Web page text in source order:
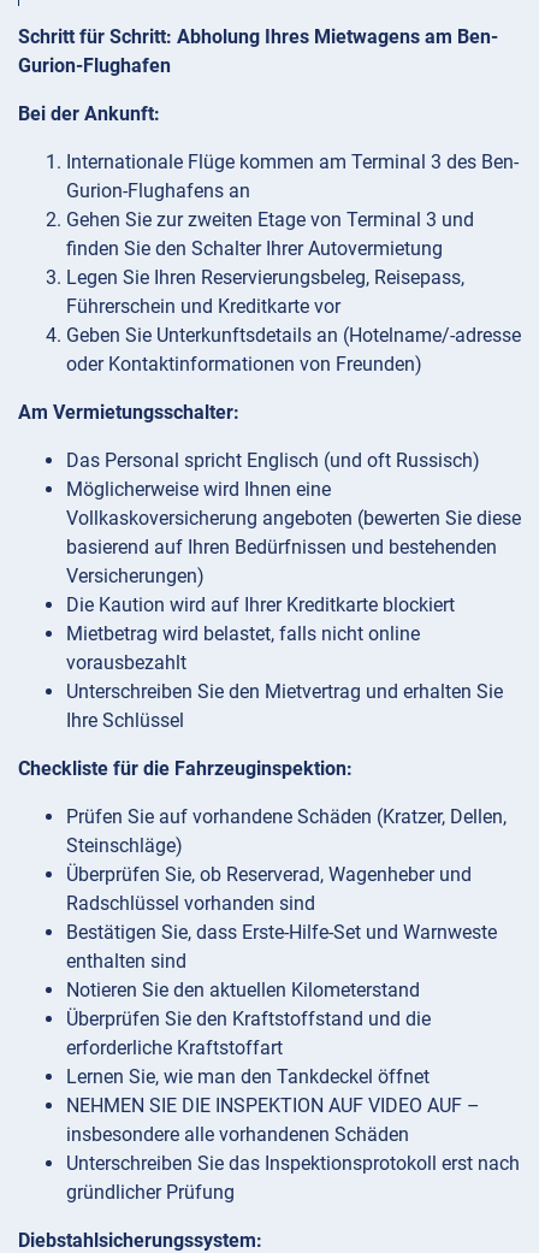
Schritt für Schritt: Abholung Ihres Mietwagens am Ben-
Gurion-Flughafen
Bei der Ankunft:
Internationale Flüge kommen am Terminal 3 des Ben-
Gurion-Flughafens an
Gehen Sie zur zweiten Etage von Terminal 3 und
finden Sie den Schalter Ihrer Autovermietung
Legen Sie Ihren Reservierungsbeleg, Reisepass,
Führerschein und Kreditkarte vor
Geben Sie Unterkunftsdetails an (Hotelname/-adresse
oder Kontaktinformationen von Freunden)
Am Vermietungsschalter:
Das Personal spricht Englisch (und oft Russisch)
Möglicherweise wird Ihnen eine
Vollkaskoversicherung angeboten (bewerten Sie diese
basierend auf Ihren Bedürfnissen und bestehenden
Versicherungen)
Die Kaution wird auf Ihrer Kreditkarte blockiert
Mietbetrag wird belastet, falls nicht online
vorausbezahlt
Unterschreiben Sie den Mietvertrag und erhalten Sie
Ihre Schlüssel
Checkliste für die Fahrzeuginspektion:
Prüfen Sie auf vorhandene Schäden (Kratzer, Dellen,
Steinschläge)
Überprüfen Sie, ob Reserverad, Wagenheber und
Radschlüssel vorhanden sind
Bestätigen Sie, dass Erste-Hilfe-Set und Warnweste
enthalten sind
Notieren Sie den aktuellen Kilometerstand
Überprüfen Sie den Kraftstoffstand und die
erforderliche Kraftstoffart
Lernen Sie, wie man den Tankdeckel öffnet
NEHMEN SIE DIE INSPEKTION AUF VIDEO AUF –
insbesondere alle vorhandenen Schäden
Unterschreiben Sie das Inspektionsprotokoll erst nach
gründlicher Prüfung
Diebstahlsicherungssystem: